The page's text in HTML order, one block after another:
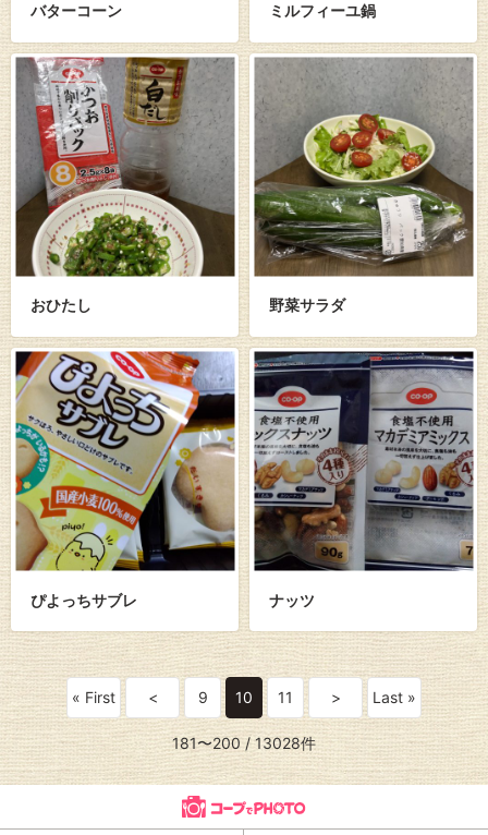
バターコーン ミルフィーユ鍋
おひたし 野菜サラダ
ぴよっちサブレ ナッツ
« First < 9 10 11 > Last »
181〜200/ 13028件